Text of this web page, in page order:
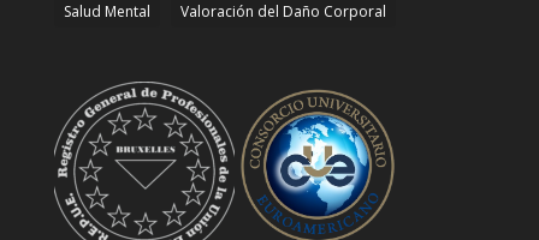
Salud Mental
Valoración del Daño Corporal